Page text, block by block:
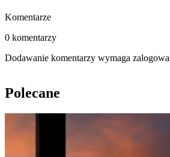
Komentarze
0 komentarzy
Dodawanie komentarzy wymaga
Polecane